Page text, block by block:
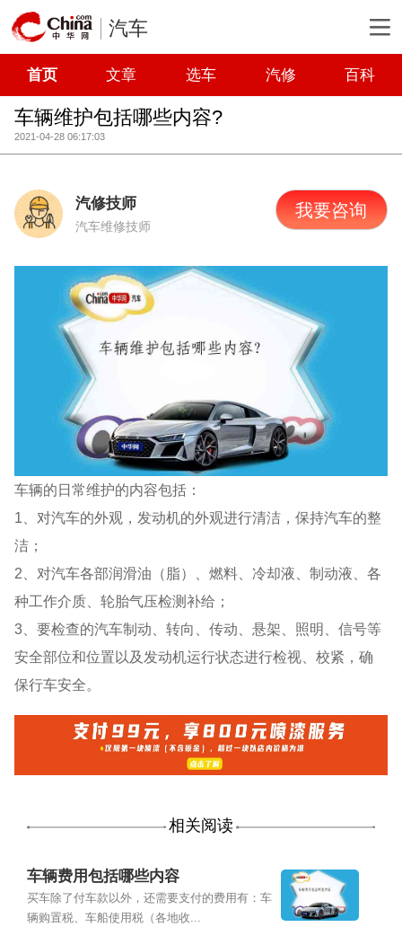
汽车
首页 文章 选车 汽修 百科
车辆维护包括哪些内容?
2021-04-28 06:17:03
汽修技师
汽车维修技师
我要咨询
车辆的日常维护的内容包括：
1、对汽车的外观，发动机的外观进行清洁，保持汽车的整
洁；
2、对汽车各部润滑油（脂）、燃料、冷却液、制动液、各
种工作介质、轮胎气压检测补给；
3、要检查的汽车制动、转向、传动、悬架、照明、信号等
安全部位和位置以及发动机运行状态进行检视、校紧，确
保行车安全。
相关阅读
车辆费用包括哪些内容
买车除了付车款以外，还需要支付的费用有：车
辆购置税、车船使用税（各地收...